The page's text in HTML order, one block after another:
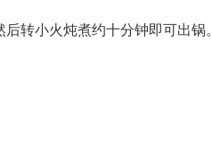
转小火炖煮约十分钟即可出锅。